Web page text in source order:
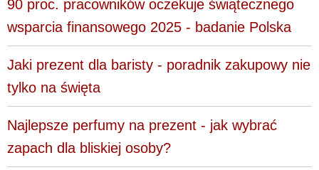
90 proc. pracowników oczekuje świątecznego
wsparcia finansowego 2025 - badanie Polska
Jaki prezent dla baristy - poradnik zakupowy nie
tylko na święta
Najlepsze perfumy na prezent - jak wybrać
zapach dla bliskiej osoby?